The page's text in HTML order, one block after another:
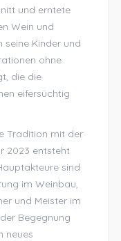
und erntete
Wein und
seine Kinder und
ohne
die die
eifersüchtig
Tradition mit der
2023 entsteht
sind
im Weinbau,
und Meister im
Begegnung
neues